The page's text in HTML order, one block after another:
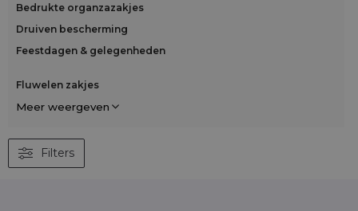
Bedrukte organzazakjes
Druiven bescherming
Feestdagen & gelegenheden
Fluwelen zakjes
Meer weergeven
Filters